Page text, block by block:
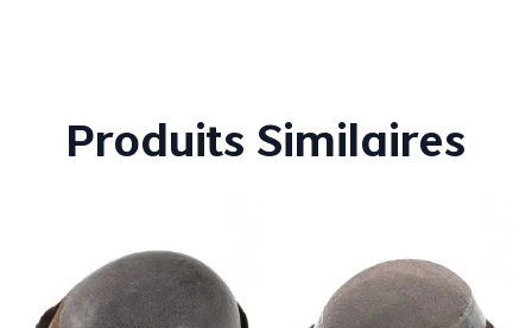
Produits Similaires